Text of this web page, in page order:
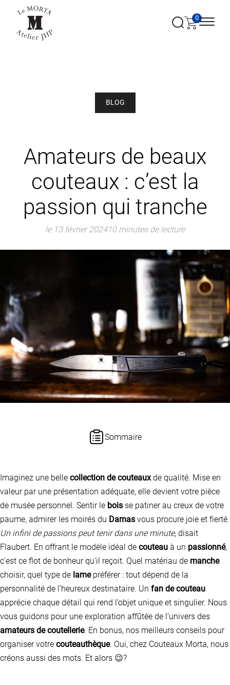
0
BLOG
Amateurs de beaux
couteaux : c’est la
passion qui tranche
le 13 février 202410 minutes de lecture
Sommaire
Imaginez une belle collection de couteauxde qualité. Mise en
valeur par une présentation adéquate, elle devient votre pièce
de musée personnel. Sentir le bois se patiner au creux de votre
paume, admirer les moirés du Damas vous procure joie et fierté.
Un infini de passions peut tenir dans une minute, disait
Flaubert. En offrant le modèle idéal de couteau à un passionné,
c’est ce flot de bonheur qu’il reçoit. Quel matériau de manche
choisir, quel type de lamepréférer : tout dépend de la
personnalité de l’heureux destinataire. Un fan de couteau
apprécie chaque détail qui rend l’objet unique et singulier. Nous
vous guidons pour une exploration affûtée de l‘univers des
amateurs de coutellerie. En bonus, nos meilleurs conseils pour
organiser votre couteauthèque. Oui, chez Couteaux Morta, nous
créons aussi des mots. Et alors 😉?